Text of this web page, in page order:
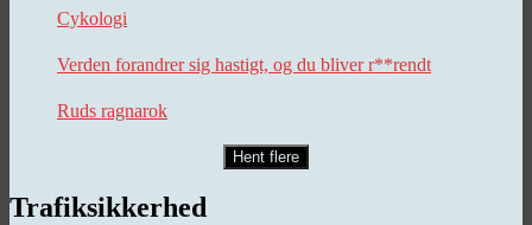
Cykologi
Verden forandrer sig hastigt, og du bliver r**rendt
Ruds ragnarok
Hent flere
Trafiksikkerhed